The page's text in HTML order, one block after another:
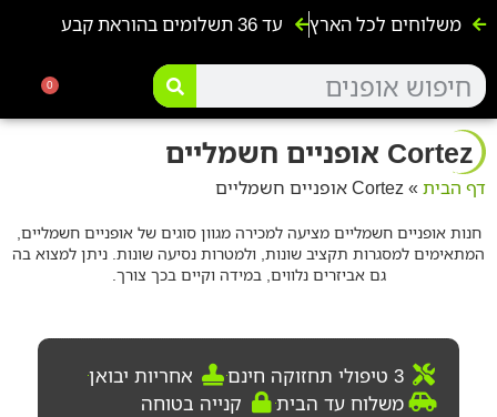
משלוחים לכל הארץ עד 36 תשלומים בהוראת קבע
0
Cortez אופניים חשמליים
דף הבית »Cortez אופניים חשמליים
חנות אופניים חשמליים מציעה למכירה מגוון סוגים של אופניים חשמליים,
המתאימים למסגרות תקציב שונות, ולמטרות נסיעה שונות. ניתן למצוא בה
גם אביזרים נלווים, במידה וקיים בכך צורך.
3 טיפולי תחזוקה חינם
אחריות יבואן
משלוח עד הבית
קנייה בטוחה